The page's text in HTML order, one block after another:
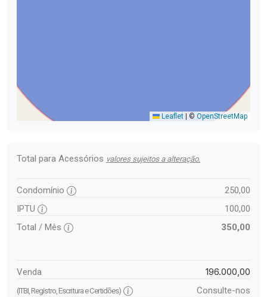
Leaflet | © OpenStreetMap
Total para Acessórios valores sujeitos a alteração.
Condomínio
250,00
IPTU
100,00
Total / Mês
350,00
Venda 196.000,00
(ITBI, Registro, Escritura e Certidões)
Consulte-nos